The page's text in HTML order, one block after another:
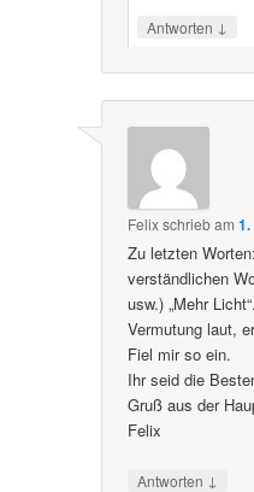
Antworten ↓
Felixschriebam
Zu letzten
verständlichen
usw.) „Mehr
Vermutung laut,
Fiel mir so ein.
Ihr seid die
Gruß aus der
Felix
Antworten ↓